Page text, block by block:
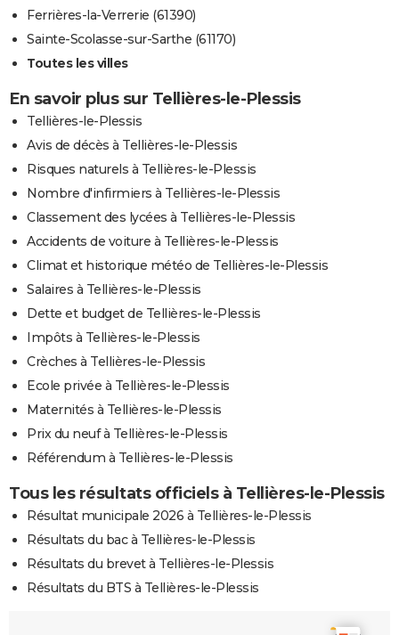
Ferrières-la-Verrerie (61390)
Sainte-Scolasse-sur-Sarthe (61170)
Toutes les villes
En savoir plus sur Tellières-le-Plessis
Tellières-le-Plessis
Avis de décès à Tellières-le-Plessis
Risques naturels à Tellières-le-Plessis
Nombre d'infirmiers à Tellières-le-Plessis
Classement des lycées à Tellières-le-Plessis
Accidents de voiture à Tellières-le-Plessis
Climat et historique météo de Tellières-le-Plessis
Salaires à Tellières-le-Plessis
Dette et budget de Tellières-le-Plessis
Impôts à Tellières-le-Plessis
Crèches à Tellières-le-Plessis
Ecole privée à Tellières-le-Plessis
Maternités à Tellières-le-Plessis
Prix du neuf à Tellières-le-Plessis
Référendum à Tellières-le-Plessis
Tous les résultats officiels à Tellières-le-Plessis
Résultat municipale 2026 à Tellières-le-Plessis
Résultats du bac à Tellières-le-Plessis
Résultats du brevet à Tellières-le-Plessis
Résultats du BTS à Tellières-le-Plessis